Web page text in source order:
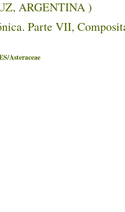
ARGENTINA )
Parte VII,
Asteraceae